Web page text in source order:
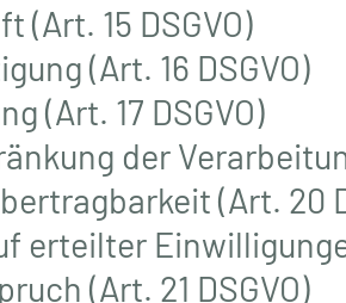
(Art. 15 DSGVO)
(Art. 16 DSGVO)
(Art. 17 DSGVO)
der
(Art. 20
erteilter
(Art. 21 DSGVO)